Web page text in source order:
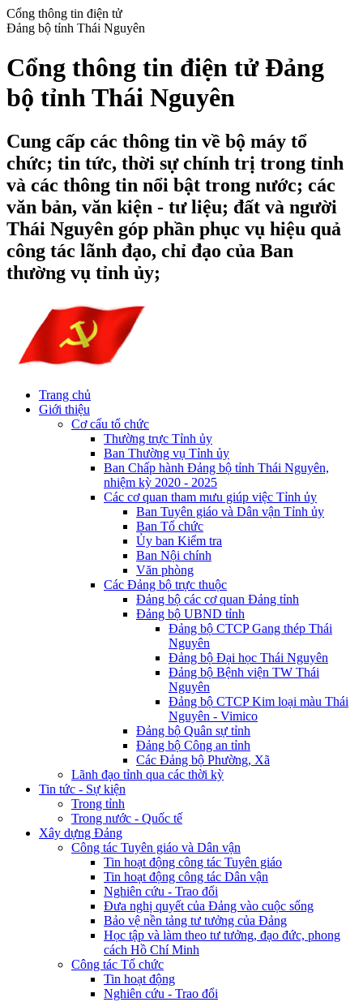
Cổng thông tin điện tử
Đảng bộ tỉnh Thái Nguyên
Cổng thông tin điện tử Đảng
bộ tỉnh Thái Nguyên
Cung cấp các thông tin về bộ máy tổ
chức; tin tức, thời sự chính trị trong tỉnh
và các thông tin nổi bật trong nước; các
văn bản, văn kiện - tư liệu; đất và người
Thái Nguyên góp phần phục vụ hiệu quả
công tác lãnh đạo, chỉ đạo của Ban
thường vụ tỉnh ủy;
Trang chủ
Giới thiệu
Cơ cấu tổ chức
Thường trực Tỉnh ủy
Ban Thường vụ Tỉnh ủy
Ban Chấp hành Đảng bộ tỉnh Thái Nguyên,
nhiệm kỳ 2020 - 2025
Các cơ quan tham mưu giúp việc Tỉnh ủy
Ban Tuyên giáo và Dân vận Tỉnh ủy
Ban Tổ chức
Ủy ban Kiểm tra
Ban Nội chính
Văn phòng
Các Đảng bộ trực thuộc
Đảng bộ các cơ quan Đảng tỉnh
Đảng bộ UBND tỉnh
Đảng bộ CTCP Gang thép Thái
Nguyên
Đảng bộ Đại học Thái Nguyên
Đảng bộ Bệnh viện TW Thái
Nguyên
Đảng bộ CTCP Kim loại màu Thái
Nguyên - Vimico
Đảng bộ Quân sự tỉnh
Đảng bộ Công an tỉnh
Các Đảng bộ Phường, Xã
Lãnh đạo tỉnh qua các thời kỳ
Tin tức - Sự kiện
Trong tỉnh
Trong nước - Quốc tế
Xây dựng Đảng
Công tác Tuyên giáo và Dân vận
Tin hoạt động công tác Tuyên giáo
Tin hoạt động công tác Dân vận
Nghiên cứu - Trao đổi
Đưa nghị quyết của Đảng vào cuộc sống
Bảo vệ nền tảng tư tưởng của Đảng
Học tập và làm theo tư tưởng, đạo đức, phong
cách Hồ Chí Minh
Công tác Tổ chức
Tin hoạt động
Nghiên cứu - Trao đổi